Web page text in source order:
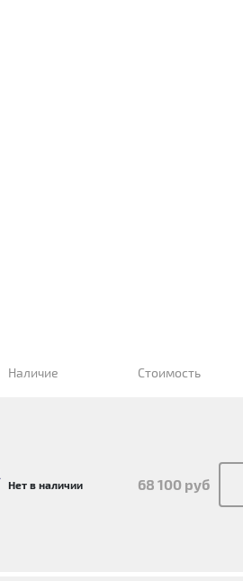
Наличие Стоимость
Нет в наличии 68 100 руб